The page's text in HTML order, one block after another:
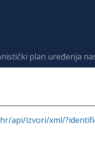
plan uređenja
api/izvori/xml/